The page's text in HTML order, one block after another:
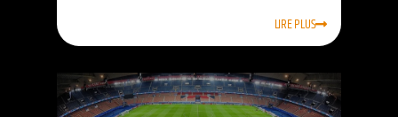
LIRE PLUS